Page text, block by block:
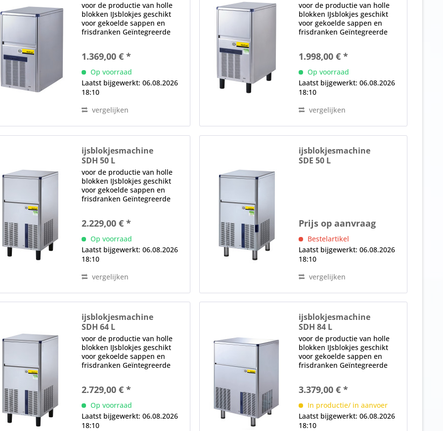
voor de productie van holle
blokken IJsblokjes geschikt
voor gekoelde sappen en
frisdranken Geïntegreerde
onderdelen gemaakt van
voedselveilige materialen
positief sproeisysteem,
volledig...
1.369,00 € *
Op voorraad
Laatst bijgewerkt: 06.08.2026
18:10
vergelijken
voor de productie van holle
blokken IJsblokjes geschikt
voor gekoelde sappen en
frisdranken Geïntegreerde
onderdelen gemaakt van
voedselveilige materialen
positief sproeisysteem,
volledig...
1.998,00 € *
Op voorraad
Laatst bijgewerkt: 06.08.2026
18:10
vergelijken
ijsblokjesmachine
SDH 50 L
voor de productie van holle
blokken IJsblokjes geschikt
voor gekoelde sappen en
frisdranken Geïntegreerde
onderdelen gemaakt van
voedselveilige materialen
positief sproeisysteem,
volledig...
2.229,00 € *
Op voorraad
Laatst bijgewerkt: 06.08.2026
18:10
vergelijken
ijsblokjesmachine
SDE 50 L
Prijs op aanvraag
Bestelartikel
Laatst bijgewerkt: 06.08.2026
18:10
vergelijken
ijsblokjesmachine
SDH 64 L
voor de productie van holle
blokken IJsblokjes geschikt
voor gekoelde sappen en
frisdranken Geïntegreerde
onderdelen gemaakt van
voedselveilige materialen
positief sproeisysteem,
volledig...
2.729,00 € *
Op voorraad
Laatst bijgewerkt: 06.08.2026
18:10
ijsblokjesmachine
SDH 84 L
voor de productie van holle
blokken IJsblokjes geschikt
voor gekoelde sappen en
frisdranken Geïntegreerde
onderdelen gemaakt van
voedselveilige materialen
positief sproeisysteem,...
3.379,00 € *
In productie/ in aanvoer
Laatst bijgewerkt: 06.08.2026
18:10